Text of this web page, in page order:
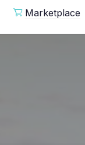
Marketplace